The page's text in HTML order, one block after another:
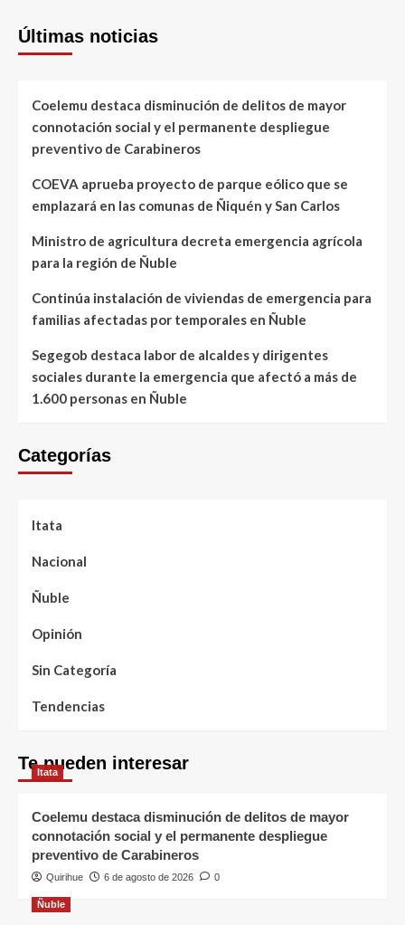
Últimas noticias
Coelemu destaca disminución de delitos de mayor
connotación social y el permanente despliegue
preventivo de Carabineros
COEVA aprueba proyecto de parque eólico que se
emplazará en las comunas de Ñiquén y San Carlos
Ministro de agricultura decreta emergencia agrícola
para la región de Ñuble
Continúa instalación de viviendas de emergencia para
familias afectadas por temporales en Ñuble
Segegob destaca labor de alcaldes y dirigentes
sociales durante la emergencia que afectó a más de
1.600 personas en Ñuble
Categorías
Itata
Nacional
Ñuble
Opinión
Sin Categoría
Tendencias
Te pueden interesar
Itata
Coelemu destaca disminución de delitos de mayor
connotación social y el permanente despliegue
preventivo de Carabineros
Quirihue 6 de agosto de 2026 0
Ñuble